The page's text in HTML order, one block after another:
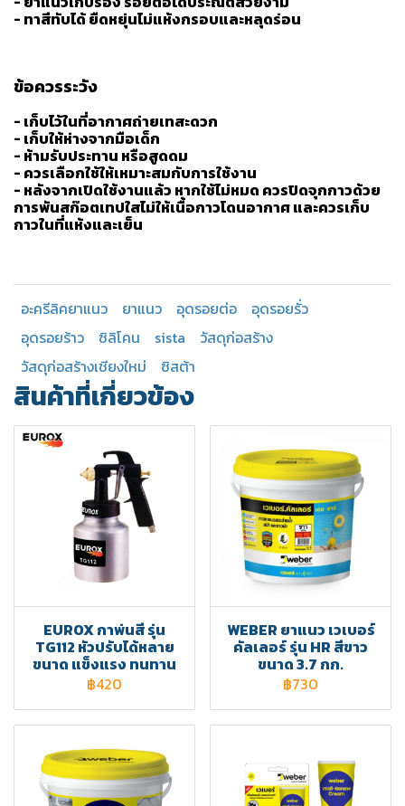
- ทาสีทับได้ ยืดหยุ่นไม่แห้งกรอบและหลุดร่อน
ข้อควรระวัง
- เก็บไว้ในที่อากาศถ่ายเทสะดวก
- เก็บให้ห่างจากมือเด็ก
- ห้ามรับประทาน หรือสูดดม
- ควรเลือกใช้ให้เหมาะสมกับการใช้งาน
- หลังจากเปิดใช้งานแล้ว หากใช้ไม่หมด ควรปิดจุกกาวด้วย
การพันสก๊อตเทปใสไม่ให้เนื้อกาวโดนอากาศ และควรเก็บ
กาวในที่แห้งและเย็น
อะครีลิคยาแนว ยาแนว อุดรอยต่อ
อุดรอยรั่ว
อุดรอยร้าว
ซิลิโคน sista
วัสดุก่อสร้าง
วัสดุก่อสร้างเชียงใหม่
ซิสต้า
สินค้าที่เกี่ยวข้อง
EUROX กาพ่นสี รุ่น
TG112 หัวปรับได้หลาย
ขนาด แข็งแรง ทนทาน
฿420
WEBER ยาแนว เวเบอร์
คัลเลอร์ รุ่น HR สีขาว
ขนาด 3.7 กก.
฿730